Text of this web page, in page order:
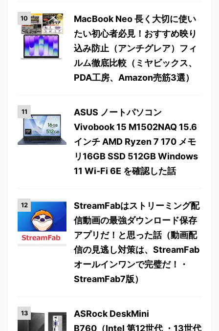
MacBook Neo 長く大切に使い
たい初心者必見！おすすめ映り
込み防止（アンチグレア）フィ
ルム徹底比較（ミヤビックス、
PDA工房、Amazon売筋3選）
ASUS ノートパソコン
Vivobook 15 M1502NAQ 15.6
インチ AMD Ryzen 7 170 メモ
リ16GB SSD 512GB Windows
11 Wi-Fi 6E を確認した話
StreamFabはストリーミング配
信動画の最強ダウンロード保存
アプリだ！と思った話（動画配
信の見逃し対策は、StreamFab
オールインワンで完璧だ！・
StreamFab7版）
ASRock DeskMini
B760（Intel 第12世代 ・13世代